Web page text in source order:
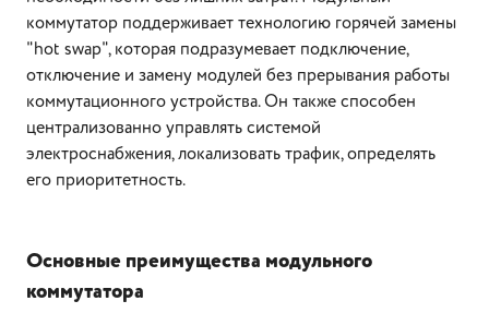
коммутатор поддерживает технологию горячей замены
"hot swap", которая подразумевает подключение,
отключение и замену модулей без прерывания работы
коммутационного устройства. Он также способен
централизованно управлять системой
электроснабжения, локализовать трафик, определять
его приоритетность.
Основные преимущества модульного
коммутатора